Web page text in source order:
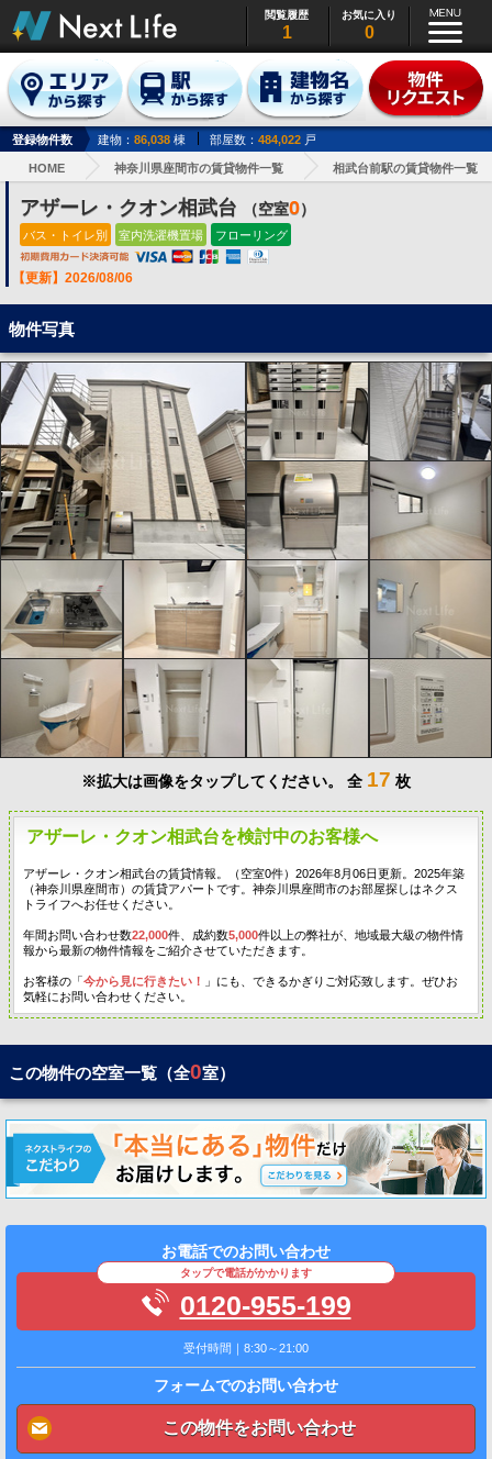
閲覧履歴
1
お気に入り
0
登録物件数 建物： 86,038 棟 部屋数： 484,022 戸
HOME 神奈川県座間市の賃貸物件一覧 相武台前駅の賃貸物件一覧
アザーレ・クオン相武台 （空室0）
バス・トイレ別 室内洗濯機置場 フローリング
【更新】2026/08/06
物件写真
※拡大は画像をタップしてください。 全 17 枚
アザーレ・クオン相武台を検討中のお客様へ
アザーレ・クオン相武台の賃貸情報。（空室0件）2026年8月06日更新。2025年築
（神奈川県座間市）の賃貸アパートです。神奈川県座間市のお部屋探しはネクス
トライフへお任せください。
年間お問い合わせ数22,000件、成約数5,000件以上の弊社が、地域最大級の物件情
報から最新の物件情報をご紹介させていただきます。
お客様の「今から見に行きたい！
」にも、できるかぎりご対応致します。ぜひお
気軽にお問い合わせください。
この物件の空室一覧（全0室）
お電話でのお問い合わせ
タップで電話がかかります
0120-955-199
受付時間｜8:30～21:00
フォームでのお問い合わせ
この物件をお問い合わせ